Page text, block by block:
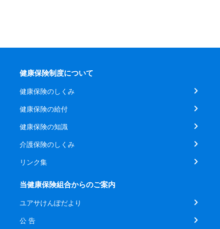
健康保険制度について
健康保険のしくみ
健康保険の給付
健康保険の知識
介護保険のしくみ
リンク集
当健康保険組合からのご案内
ユアサけんぽだより
公 告